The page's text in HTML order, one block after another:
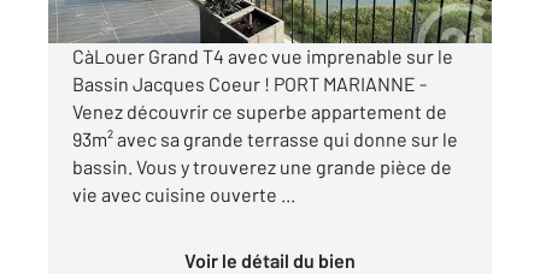
CàLouer Grand T4 avec vue imprenable sur le
Bassin Jacques Coeur ! PORT MARIANNE -
Venez découvrir ce superbe appartement de
93m² avec sa grande terrasse qui donne sur le
bassin. Vous y trouverez une grande pièce de
vie avec cuisine ouverte ...
Voir le détail du bien